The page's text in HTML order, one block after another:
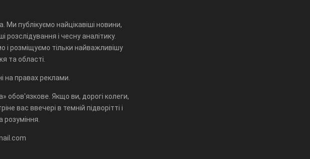
публікуємо найцікавіші новини,
розслідування і чесну аналітику.
і розміщуємо тільки найважливішу
та області.
на правах реклами.
обов'язкове. Якщо ви, дорогі колеги,
вас ввечері в темній підворітті і